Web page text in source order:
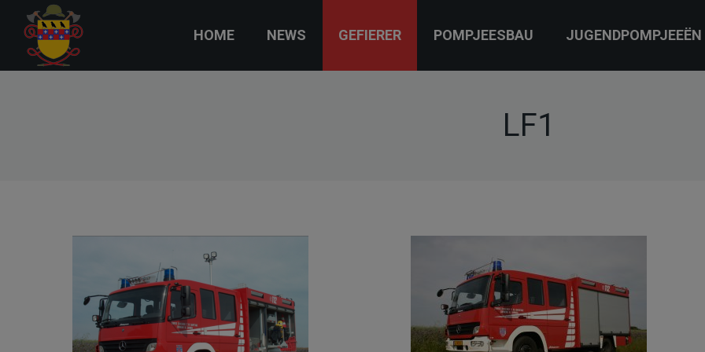
HOME NEWS GEFIERER POMPJEESBAU JUGENDPOMPJEEËN
LF1